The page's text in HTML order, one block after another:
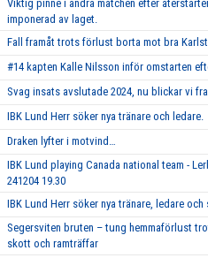
Viktig pinne i andra matchen efter
imponerad av laget.
Fall framåt trots förlust borta mot bra
#14 kapten Kalle Nilsson inför omstarten
Svag insats avslutade 2024, nu blickar vi
IBK Lund Herr söker nya tränare och ledare.
Draken lyfter i motvind…
IBK Lund playing Canada national team -
241204 19.30
IBK Lund Herr söker nya tränare, ledare och
Segersviten bruten – tung hemmaförlust
skott och ramträffar